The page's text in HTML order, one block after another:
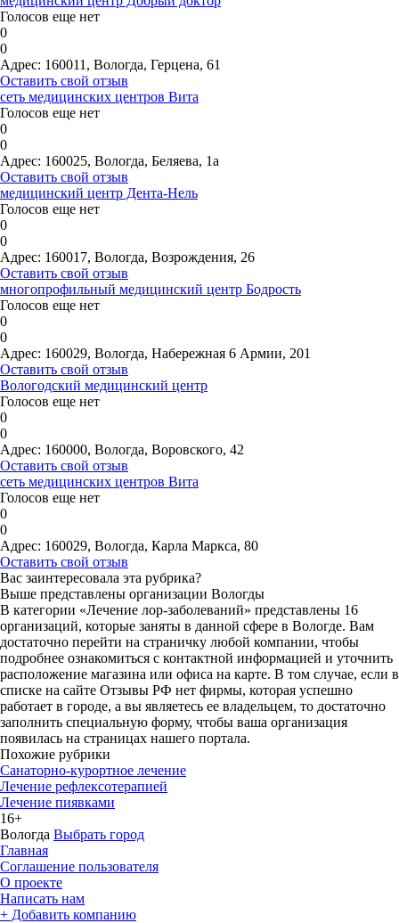
Голосов еще нет
0
0
Адрес: 160011, Вологда, Герцена, 61
Оставить свой отзыв
сеть медицинских центров Вита
Голосов еще нет
0
0
Адрес: 160025, Вологда, Беляева, 1а
Оставить свой отзыв
медицинский центр Дента-Нель
Голосов еще нет
0
0
Адрес: 160017, Вологда, Возрождения, 26
Оставить свой отзыв
многопрофильный медицинский центр Бодрость
Голосов еще нет
0
0
Адрес: 160029, Вологда, Набережная 6 Армии, 201
Оставить свой отзыв
Вологодский медицинский центр
Голосов еще нет
0
0
Адрес: 160000, Вологда, Воровского, 42
Оставить свой отзыв
сеть медицинских центров Вита
Голосов еще нет
0
0
Адрес: 160029, Вологда, Карла Маркса, 80
Оставить свой отзыв
Вас заинтересовала эта рубрика?
Выше представлены организации Вологды
В категории «Лечение лор-заболеваний» представлены 16
организаций, которые заняты в данной сфере в Вологде. Вам
достаточно перейти на страничку любой компании, чтобы
подробнее ознакомиться с контактной информацией и уточнить
расположение магазина или офиса на карте. В том случае, если в
списке на сайте Отзывы РФ нет фирмы, которая успешно
работает в городе, а вы являетесь ее владельцем, то достаточно
заполнить специальную форму, чтобы ваша организация
появилась на страницах нашего портала.
Похожие рубрики
Санаторно-курортное лечение
Лечение рефлексотерапией
Лечение пиявками
16+
Вологда Выбрать город
Главная
Соглашение пользователя
О проекте
Написать нам
+ Добавить компанию